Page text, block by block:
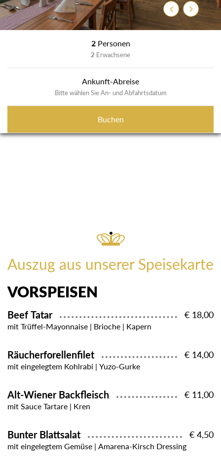
ZurückWeiter
2 Personen
2 Erwachsene
Ankunft-Abreise
Bitte wählen Sie An- und Abfahrtsdatum
Buchen
Auszug aus unserer Speisekarte
VORSPEISEN
Beef Tatar € 18,00
mit Trüffel-Mayonnaise | Brioche | Kapern
Räucherforellenfilet € 14,00
mit eingelegtem Kohlrabi | Yuzo-Gurke
Alt-Wiener Backfleisch € 11,00
mit Sauce Tartare | Kren
Bunter Blattsalat € 4,50
mit eingelegtem Gemüse | Amarena-Kirsch Dressing